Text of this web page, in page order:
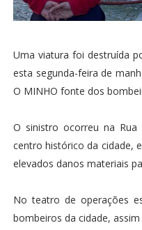
Uma viatura foi destruída
esta segunda-feira de
O MINHO fonte dos
O sinistro ocorreu na
centro histórico da cidade,
elevados danos materiais
No teatro de operações
bombeiros da cidade, assim